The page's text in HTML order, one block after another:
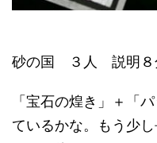
砂の国 ３人 説明８
「宝石の煌き」＋「
ているかな。もう少